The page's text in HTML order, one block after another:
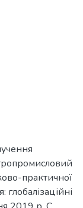
практичної